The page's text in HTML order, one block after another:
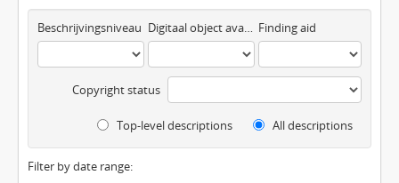
Beschrijvingsniveau Digitaal object available Finding aid
Copyright status
Top-level descriptions All descriptions
Filter by date range: